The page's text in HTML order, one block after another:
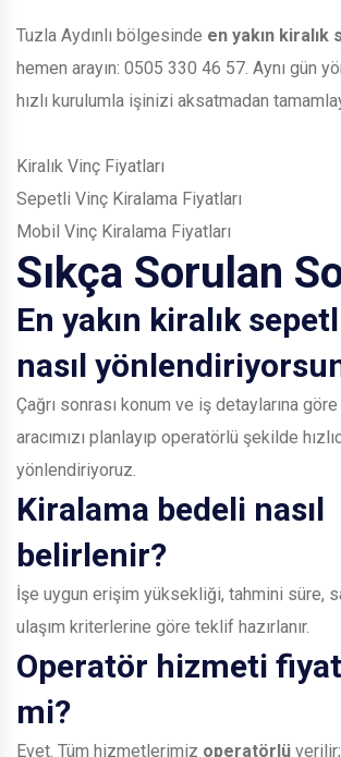
Tuzla Aydınlı bölgesinde en yakın
hemen arayın: 0505 330 46 57 . Aynı gün
hızlı kurulumla işinizi aksatmadan
Kiralık Vinç Fiyatları
Sepetli Vinç Kiralama Fiyatları
Mobil Vinç Kiralama Fiyatları
Sıkça Sorulan
En yakın kiralık
nasıl
Çağrı sonrası konum ve iş detaylarına göre
aracımızı planlayıp operatörlü şekilde
yönlendiriyoruz.
Kiralama bedeli nasıl
belirlenir?
İşe uygun erişim yüksekliği, tahmini süre,
ulaşım kriterlerine göre teklif hazırlanır.
Operatör hizmeti
mi?
Evet. Tüm hizmetlerimiz operatörlü